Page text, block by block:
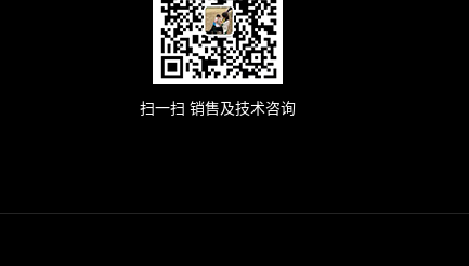
扫一扫 销售及技术咨询